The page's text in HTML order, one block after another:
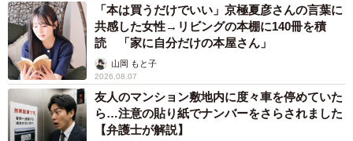
「本は買うだけでいい」京極夏彦さんの言葉に
共感した女性→リビングの本棚に140冊を積
読 「家に自分だけの本屋さん」
山岡 もと子
2026.08.07
友人のマンション敷地内に度々車を停めていた
ら…注意の貼り紙でナンバーをさらされました
【弁護士が解説】